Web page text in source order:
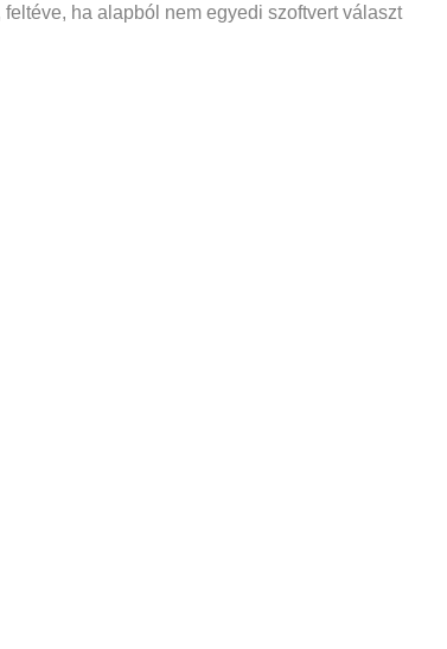
ha alapból nem egyedi szoftvert választ